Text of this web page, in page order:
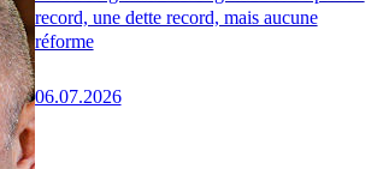
record, une dette record, mais aucune
réforme
06.07.2026